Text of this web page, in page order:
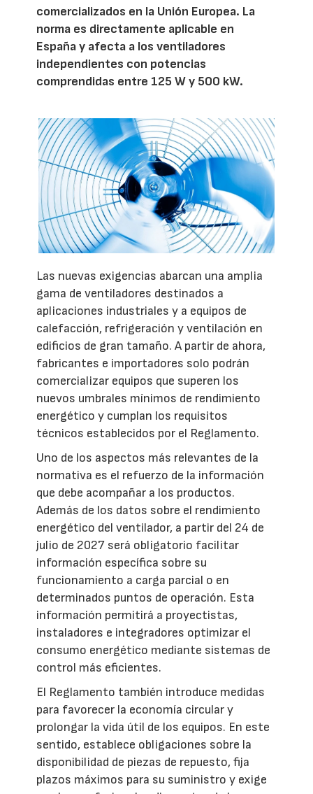
comercializados en la Unión Europea. La
norma es directamente aplicable en
España y afecta a los ventiladores
independientes con potencias
comprendidas entre 125 W y 500 kW.
Las nuevas exigencias abarcan una amplia
gama de ventiladores destinados a
aplicaciones industriales y a equipos de
calefacción, refrigeración y ventilación en
edificios de gran tamaño. A partir de ahora,
fabricantes e importadores solo podrán
comercializar equipos que superen los
nuevos umbrales mínimos de rendimiento
energético y cumplan los requisitos
técnicos establecidos por el Reglamento.
Uno de los aspectos más relevantes de la
normativa es el refuerzo de la información
que debe acompañar a los productos.
Además de los datos sobre el rendimiento
energético del ventilador, a partir del 24 de
julio de 2027 será obligatorio facilitar
información específica sobre su
funcionamiento a carga parcial o en
determinados puntos de operación. Esta
información permitirá a proyectistas,
instaladores e integradores optimizar el
consumo energético mediante sistemas de
control más eficientes.
El Reglamento también introduce medidas
para favorecer la economía circular y
prolongar la vida útil de los equipos. En este
sentido, establece obligaciones sobre la
disponibilidad de piezas de repuesto, fija
plazos máximos para su suministro y exige